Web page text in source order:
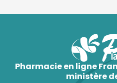
Pharmacie en ligne
ministère